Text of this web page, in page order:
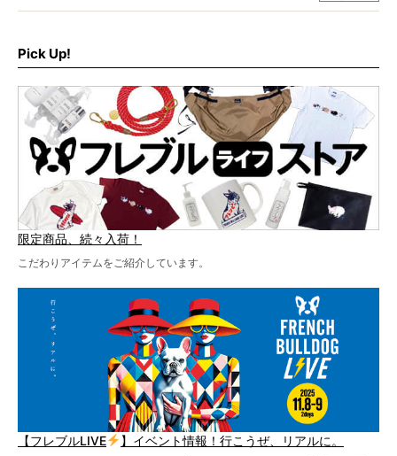
ど、内容盛りだくさんでお送りしていますので、最後まで
お見逃しなく！
Pick Up!
限定商品、続々入荷！
こだわりアイテムをご紹介しています。
【フレブルLIVE 】イベント情報！行こうぜ、リアルに。